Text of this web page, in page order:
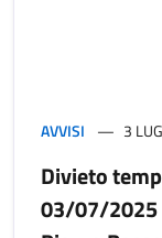
AVVISI 3
Divieto
03/07/2025